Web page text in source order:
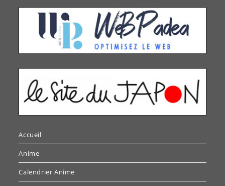
Accueil
Anime
Calendrier Anime